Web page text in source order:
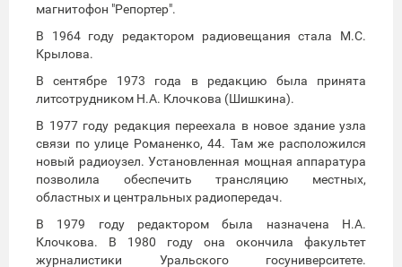
магнитофон "Репортер".
В 1964 году редактором радиовещания стала М.С.
Крылова.
В сентябре 1973 года в редакцию была принята
литсотрудником Н.А. Клочкова (Шишкина).
В 1977 году редакция переехала в новое здание узла
связи по улице Романенко, 44. Там же расположился
новый радиоузел. Установленная мощная аппаратура
позволила обеспечить трансляцию местных,
областных и центральных радиопередач.
В 1979 году редактором была назначена Н.А.
Клочкова. В 1980 году она окончила факультет
журналистики Уральского госуниверситете.